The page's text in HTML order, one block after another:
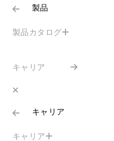
製品
製品カタログ
キャリア
キャリア
キャリア